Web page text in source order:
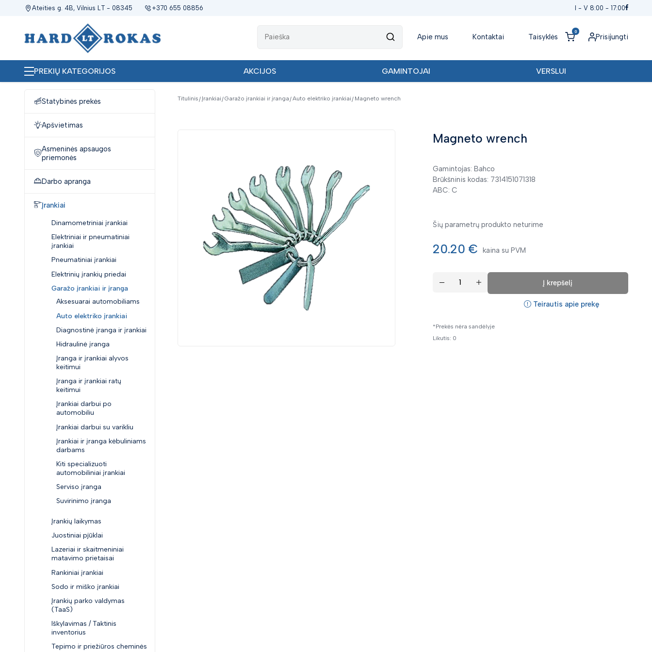
Ateities g. 4B, Vilnius LT - 08345 +370 655 08856 I - V 8:00 - 17:00
Apie mus Kontaktai Taisyklės
0
Prisijungti
PREKIŲ KATEGORIJOS AKCIJOS GAMINTOJAI VERSLUI
Statybinės prekės
Apšvietimas
Asmeninės apsaugos
priemonės
Darbo apranga
Įrankiai
Dinamometriniai įrankiai
Elektriniai ir pneumatiniai
įrankiai
Pneumatiniai įrankiai
Elektrinių įrankių priedai
Garažo įrankiai ir įranga
Aksesuarai automobiliams
Auto elektriko įrankiai
Diagnostinė įranga ir įrankiai
Hidraulinė įranga
Įranga ir įrankiai alyvos
keitimui
Įranga ir įrankiai ratų
keitimui
Įrankiai darbui po
automobiliu
Įrankiai darbui su varikliu
Įrankiai ir įranga kėbuliniams
darbams
Kiti specializuoti
automobiliniai įrankiai
Serviso įranga
Suvirinimo įranga
Įrankių laikymas
Juostiniai pjūklai
Lazeriai ir skaitmeniniai
matavimo prietaisai
Rankiniai įrankiai
Sodo ir miško įrankiai
Įrankių parko valdymas
(TaaS)
Iškylavimas / Taktinis
inventorius
Tepimo ir priežiūros cheminės
Titulinis Įrankiai Garažo įrankiai ir įranga Auto elektriko įrankiai Magneto wrench
Magneto wrench
Gamintojas: Bahco
Brūkšninis kodas: 7314151071318
ABC: C
Šių parametrų produkto neturime
kaina su PVM
20.20 €
Į krepšelį
Teirautis apie prekę
*Prekės nėra sandėlyje
Likutis: 0